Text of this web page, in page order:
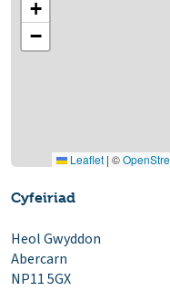
+
−
Leaflet | ©
Cyfeiriad
Heol Gwyddon
Abercarn
NP11 5GX